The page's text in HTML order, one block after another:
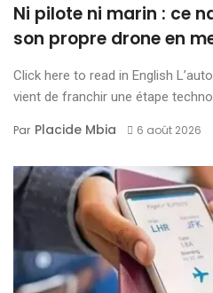
Ni pilote ni marin : ce
son propre drone en
Click here to read in English
vient de franchir une étape
Par Placide Mbia 6 août 2026